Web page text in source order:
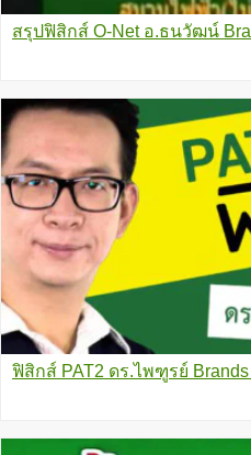
สรุปฟิสิกส์ O-Net อ.ธนวัฒน์
ฟิสิกส์ PAT2 ดร.ไพฑูรย์ Brands